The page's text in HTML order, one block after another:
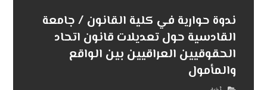
ندوة حوارية في كلية القانون / جامعة
القادسية حول تعديلات قانون اتحاد
الحقوقيين العراقيين بين الواقع
والمأمول